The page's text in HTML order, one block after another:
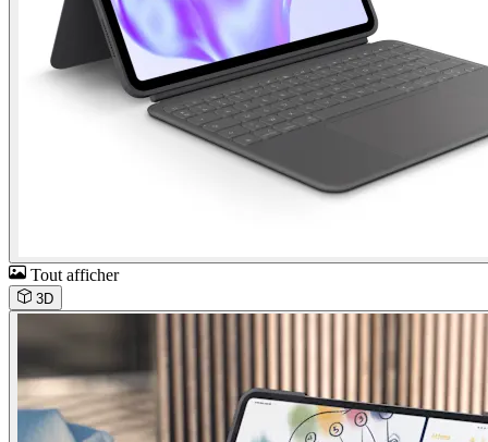
Tout afficher
3D